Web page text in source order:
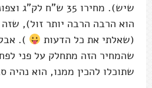
שיש). מחירו 35 ש"ח
הוא הרבה הרבה יותר זול),
(שאלתי את כל הדעות
).
שתוכלו להכין ממנו, הוא נהיה